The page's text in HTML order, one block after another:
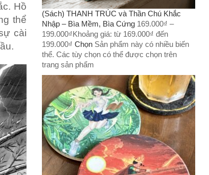
Hồ
thể
cài
(Sách) THANH TRÚC và Thần Chú Khắc
Nhập – Bìa Mềm, Bìa Cứng 169.000₫ –
199.000₫Khoảng giá: từ 169.000₫ đến
199.000₫ Chọn Sản phẩm này có nhiều biến
thể. Các tùy chọn có thể được chọn trên
trang sản phẩm